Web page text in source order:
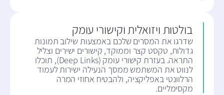
בולטות ויזואלית וקישורי עומק
שדרגו את המסרים שלכם באמצעות שילוב תמונות
גדולות, טקסט קצר וממוקד, קישורים ישירים וצליל
התראה. בעזרת קישורי עומק (Deep Links), תוכלו
לנווט את המשתמש ממסך הנעילה ישירות לעמוד
הרלוונטי באפליקציה, ולהבטיח אחוזי המרה
מקסימליים.